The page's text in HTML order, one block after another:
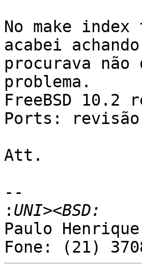
No make
acabei
procurava
problema.
FreeBSD 10.2
Ports:
Att.
--
:
Paulo